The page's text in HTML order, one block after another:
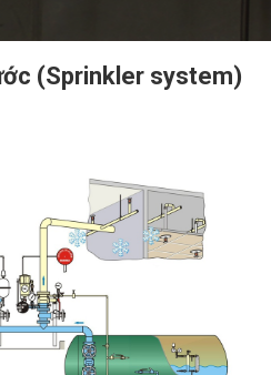
(Sprinkler system)